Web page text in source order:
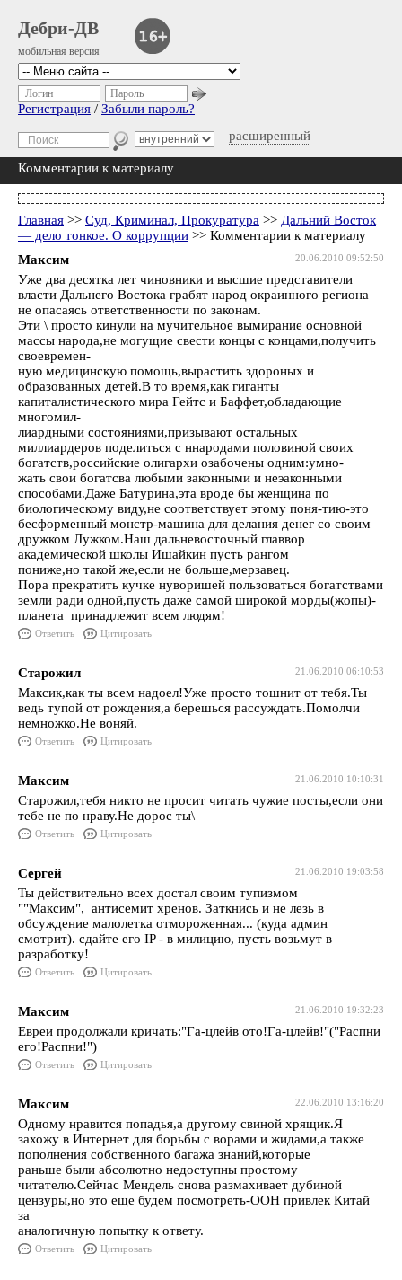
Дебри-ДВ
мобильная версия
расширенный
Логин Пароль
Регистрация / Забыли пароль?
Комментарии к материалу
Главная >> Суд, Криминал, Прокуратура >> Дальний Восток
— дело тонкое. О коррупции >> Комментарии к материалу
20.06.2010 09:52:50
Максим
Уже два десятка лет чиновники и высшие представители
власти Дальнего Востока грабят народ окраинного региона
не опасаясь ответственности по законам.
Эти \ просто кинули на мучительное вымирание основной
массы народа,не могущие свести концы с концами,получить
своевремен-
ную медицинскую помощь,вырастить здороных и
образованных детей.В то время,как гиганты
капиталистического мира Гейтс и Баффет,обладающие
многомил-
лиардными состояниями,призывают остальных
миллиардеров поделиться с ннародами половиной своих
богатств,российские олигархи озабочены одним:умно-
жать свои богатсва любыми законными и неэаконными
способами.Даже Батурина,эта вроде бы женщина по
биологическому виду,не соответствует этому поня-тию-это
бесформенный монстр-машина для делания денег со своим
дружком Лужком.Наш дальневосточный главвор
академической школы Ишайкин пусть рангом
пониже,но такой же,если не больше,мерзавец.
Пора прекратить кучке нуворишей пользоваться богатствами
земли ради одной,пусть даже самой широкой морды(жопы)-
планета принадлежит всем людям!
Ответить Цитировать
21.06.2010 06:10:53
Старожил
Максик,как ты всем надоел!Уже просто тошнит от тебя.Ты
ведь тупой от рождения,а берешься рассуждать.Помолчи
немножко.Не воняй.
Ответить Цитировать
21.06.2010 10:10:31
Максим
Старожил,тебя никто не просит читать чужие посты,если они
тебе не по нраву.Не дорос ты\
Ответить Цитировать
21.06.2010 19:03:58
Сергей
Ты действительно всех достал своим тупизмом
""Максим", антисемит хренов. Заткнись и не лезь в
обсуждение малолетка отмороженная... (куда админ
смотрит). сдайте его IP - в милицию, пусть возьмут в
разработку!
Ответить Цитировать
21.06.2010 19:32:23
Максим
Евреи продолжали кричать:"Га-цлейв ото!Га-цлейв!"("Распни
его!Распни!")
Ответить Цитировать
22.06.2010 13:16:20
Максим
Одному нравится попадья,а другому свиной хрящик.Я
захожу в Интернет для борьбы с ворами и жидами,а также
пополнения собственного багажа знаний,которые
раньше были абсолютно недоступны простому
читателю.Сейчас Мендель снова размахивает дубиной
цензуры,но это еще будем посмотреть-ООН привлек Китай
за
аналогичную попытку к ответу.
Ответить Цитировать